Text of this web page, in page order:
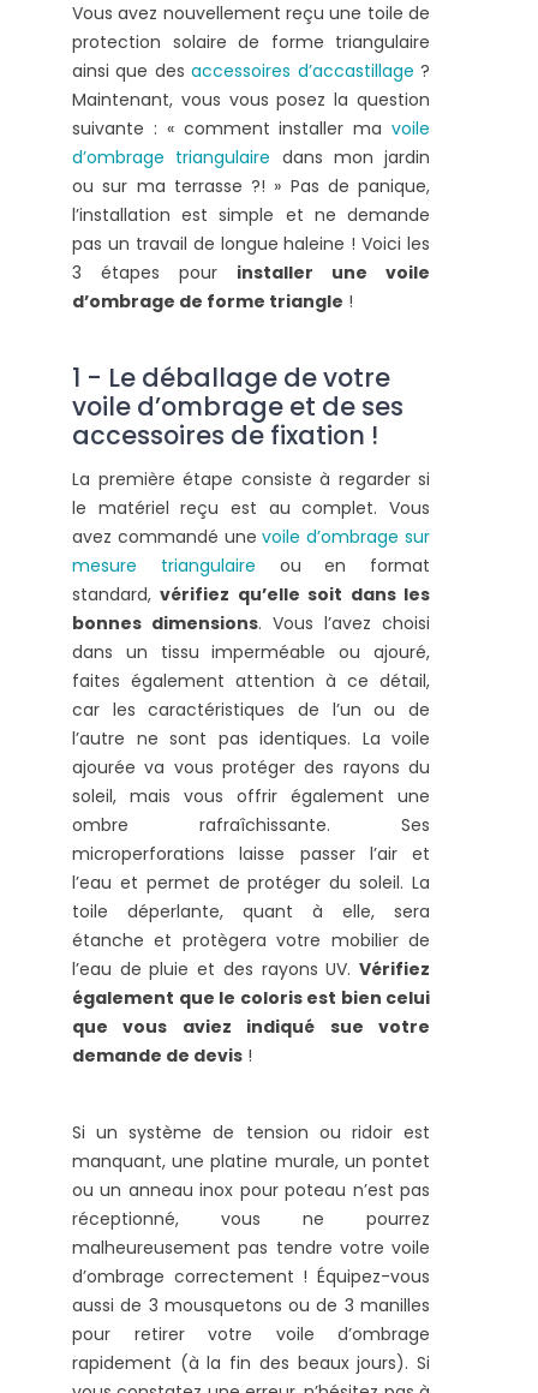
Vous avez nouvellement reçu une toile de
protection solaire de forme triangulaire
ainsi que desaccessoires d’accastillage ?
Maintenant, vous vous posez la question
suivante : « comment installer ma voile
d’ombrage triangulaire dans mon jardin
ou sur ma terrasse ?! » Pas de panique,
l’installation est simple et ne demande
pas un travail de longue haleine ! Voici les
3 étapes pour installer une voile
d’ombrage de forme triangle !
1 - Le déballage de votre
voile d’ombrage et de ses
accessoires de fixation !
La première étape consiste à regarder si
le matériel reçu est au complet. Vous
avez commandé unevoile d’ombrage sur
mesure triangulaire ou en format
standard,vérifiez qu’elle soit dans les
bonnes dimensions. Vous l’avez choisi
dans un tissu imperméable ou ajouré,
faites également attention à ce détail,
car les caractéristiques de l’un ou de
l’autre ne sont pas identiques. La voile
ajourée va vous protéger des rayons du
soleil, mais vous offrir également une
ombre rafraîchissante. Ses
microperforations laisse passer l’air et
l’eau et permet de protéger du soleil. La
toile déperlante, quant à elle, sera
étanche et protègera votre mobilier de
l’eau de pluie et des rayons UV. Vérifiez
également que le coloris est bien celui
que vous aviez indiqué sue votre
demande de devis !
Si un système de tension ou ridoir est
manquant, une platine murale, un pontet
ou un anneau inox pour poteau n’est pas
réceptionné, vous ne pourrez
malheureusement pas tendre votre voile
d’ombrage correctement ! Équipez-vous
aussi de 3 mousquetons ou de 3 manilles
pour retirer votre voile d’ombrage
rapidement (à la fin des beaux jours). Si